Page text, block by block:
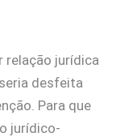
relação jurídica
desfeita
Para que
jurídico-